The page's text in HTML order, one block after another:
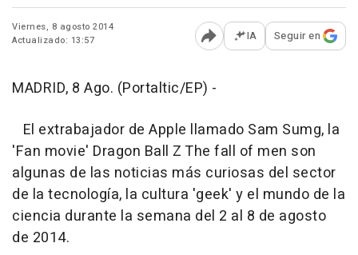
Viernes, 8 agosto 2014
Actualizado: 13:57
Abrir opciones para
IA Seguir en
MADRID, 8 Ago. (Portaltic/EP) -
El extrabajador de Apple llamado Sam Sumg, la
'Fan movie' Dragon Ball Z The fall of men son
algunas de las noticias más curiosas del sector
de la tecnología, la cultura 'geek' y el mundo de la
ciencia durante la semana del 2 al 8 de agosto
de 2014.